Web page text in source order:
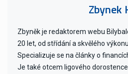
Zbynek
Zbyněk je redaktorem webu
20 let, od střídání a skvělého
Specializuje se na články o
Je také otcem ligového